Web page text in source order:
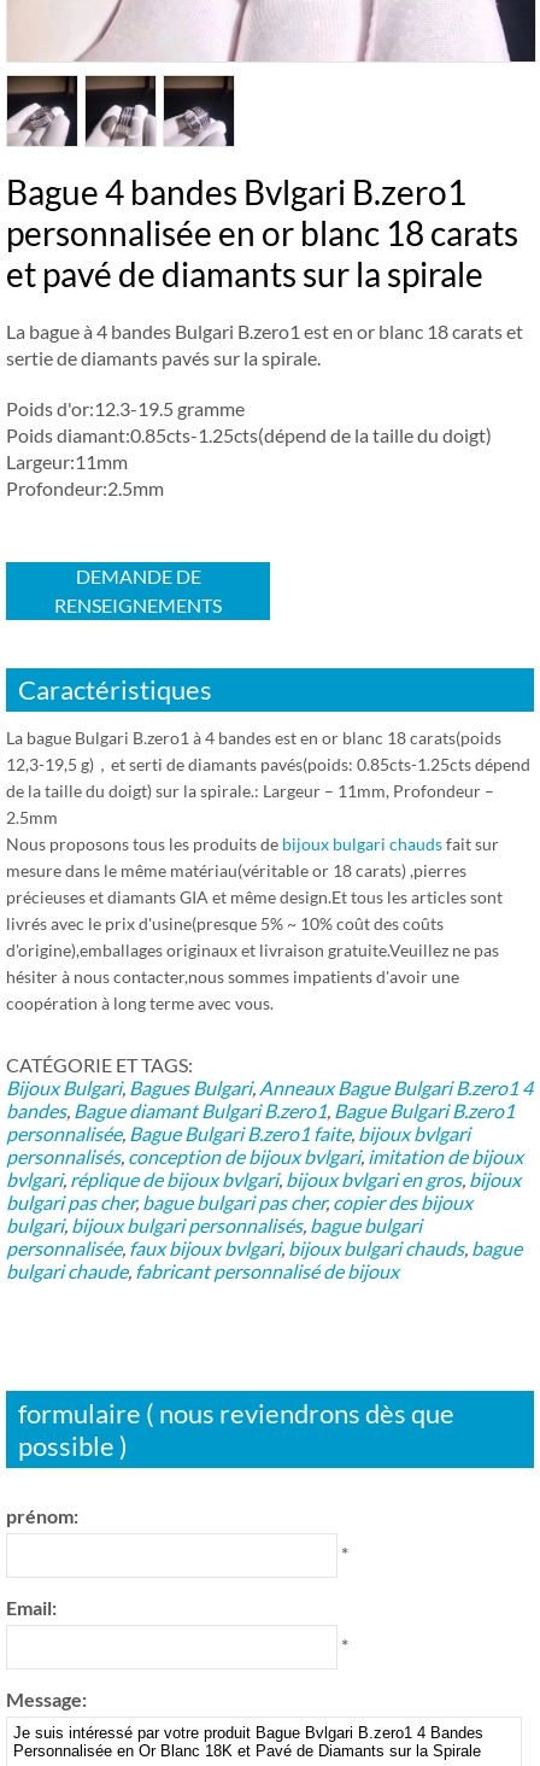
Bague 4 bandes Bvlgari B.zero1
personnalisée en or blanc 18 carats
et pavé de diamants sur la spirale
La bague à 4 bandes Bulgari B.zero1 est en or blanc 18 carats et
sertie de diamants pavés sur la spirale.
Poids d'or:12.3-19.5 gramme
Poids diamant:0.85cts-1.25cts(dépend de la taille du doigt)
Largeur:11mm
Profondeur:2.5mm
DEMANDE DE
RENSEIGNEMENTS
Caractéristiques
La bague Bulgari B.zero1 à 4 bandes est en or blanc 18 carats(poids
12,3-19,5 g)，et serti de diamants pavés(poids: 0.85cts-1.25cts dépend
de la taille du doigt) sur la spirale.: Largeur – 11mm, Profondeur –
2.5mm
Nous proposons tous les produits de bijoux bulgari chaudsfait sur
mesure dans le même matériau(véritable or 18 carats) ,pierres
précieuses et diamants GIA et même design.Et tous les articles sont
livrés avec le prix d'usine(presque 5% ~ 10% coût des coûts
d'origine),emballages originaux et livraison gratuite.Veuillez ne pas
hésiter à nous contacter,nous sommes impatients d'avoir une
coopération à long terme avec vous.
CATÉGORIE ET ​​TAGS:
Bijoux Bulgari, Bagues Bulgari, Anneaux Bague Bulgari B.zero1 4
bandes, Bague diamant Bulgari B.zero1, Bague Bulgari B.zero1
personnalisée, Bague Bulgari B.zero1 faite, bijoux bvlgari
personnalisés, conception de bijoux bvlgari, imitation de bijoux
bvlgari, réplique de bijoux bvlgari, bijoux bvlgari en gros, bijoux
bulgari pas cher, bague bulgari pas cher, copier des bijoux
bulgari, bijoux bulgari personnalisés, bague bulgari
personnalisée, faux bijoux bvlgari, bijoux bulgari chauds, bague
bulgari chaude, fabricant personnalisé de bijoux
formulaire ( nous reviendrons dès que
possible )
prénom:
*
Email:
*
Message: